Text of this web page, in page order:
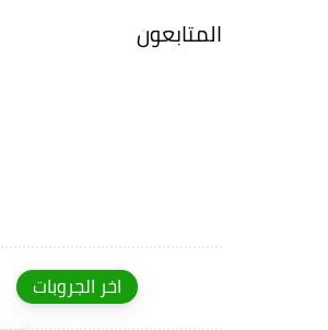
المتابعون
اخر الجروبات